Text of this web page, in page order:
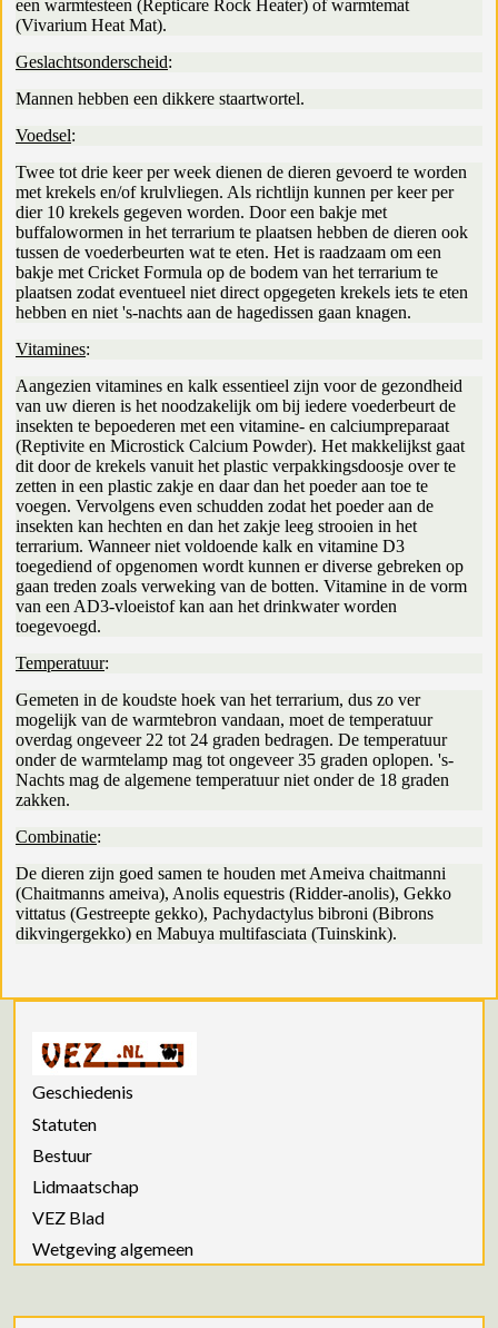
een warmtesteen (Repticare Rock Heater) of warmtemat
(Vivarium Heat Mat).
Geslachtsonderscheid:
Mannen hebben een dikkere staartwortel.
Voedsel:
Twee tot drie keer per week dienen de dieren gevoerd te worden
met krekels en/of krulvliegen. Als richtlijn kunnen per keer per
dier 10 krekels gegeven worden. Door een bakje met
buffalowormen in het terrarium te plaatsen hebben de dieren ook
tussen de voederbeurten wat te eten. Het is raadzaam om een
bakje met Cricket Formula op de bodem van het terrarium te
plaatsen zodat eventueel niet direct opgegeten krekels iets te eten
hebben en niet 's-nachts aan de hagedissen gaan knagen.
Vitamines:
Aangezien vitamines en kalk essentieel zijn voor de gezondheid
van uw dieren is het noodzakelijk om bij iedere voederbeurt de
insekten te bepoederen met een vitamine- en calciumpreparaat
(Reptivite en Microstick Calcium Powder). Het makkelijkst gaat
dit door de krekels vanuit het plastic verpakkingsdoosje over te
zetten in een plastic zakje en daar dan het poeder aan toe te
voegen. Vervolgens even schudden zodat het poeder aan de
insekten kan hechten en dan het zakje leeg strooien in het
terrarium. Wanneer niet voldoende kalk en vitamine D3
toegediend of opgenomen wordt kunnen er diverse gebreken op
gaan treden zoals verweking van de botten. Vitamine in de vorm
van een AD3-vloeistof kan aan het drinkwater worden
toegevoegd.
Temperatuur:
Gemeten in de koudste hoek van het terrarium, dus zo ver
mogelijk van de warmtebron vandaan, moet de temperatuur
overdag ongeveer 22 tot 24 graden bedragen. De temperatuur
onder de warmtelamp mag tot ongeveer 35 graden oplopen. 's-
Nachts mag de algemene temperatuur niet onder de 18 graden
zakken.
Combinatie:
De dieren zijn goed samen te houden met Ameiva chaitmanni
(Chaitmanns ameiva), Anolis equestris (Ridder-anolis), Gekko
vittatus (Gestreepte gekko), Pachydactylus bibroni (Bibrons
dikvingergekko) en Mabuya multifasciata (Tuinskink).
Geschiedenis
Statuten
Bestuur
Lidmaatschap
VEZ Blad
Wetgeving algemeen